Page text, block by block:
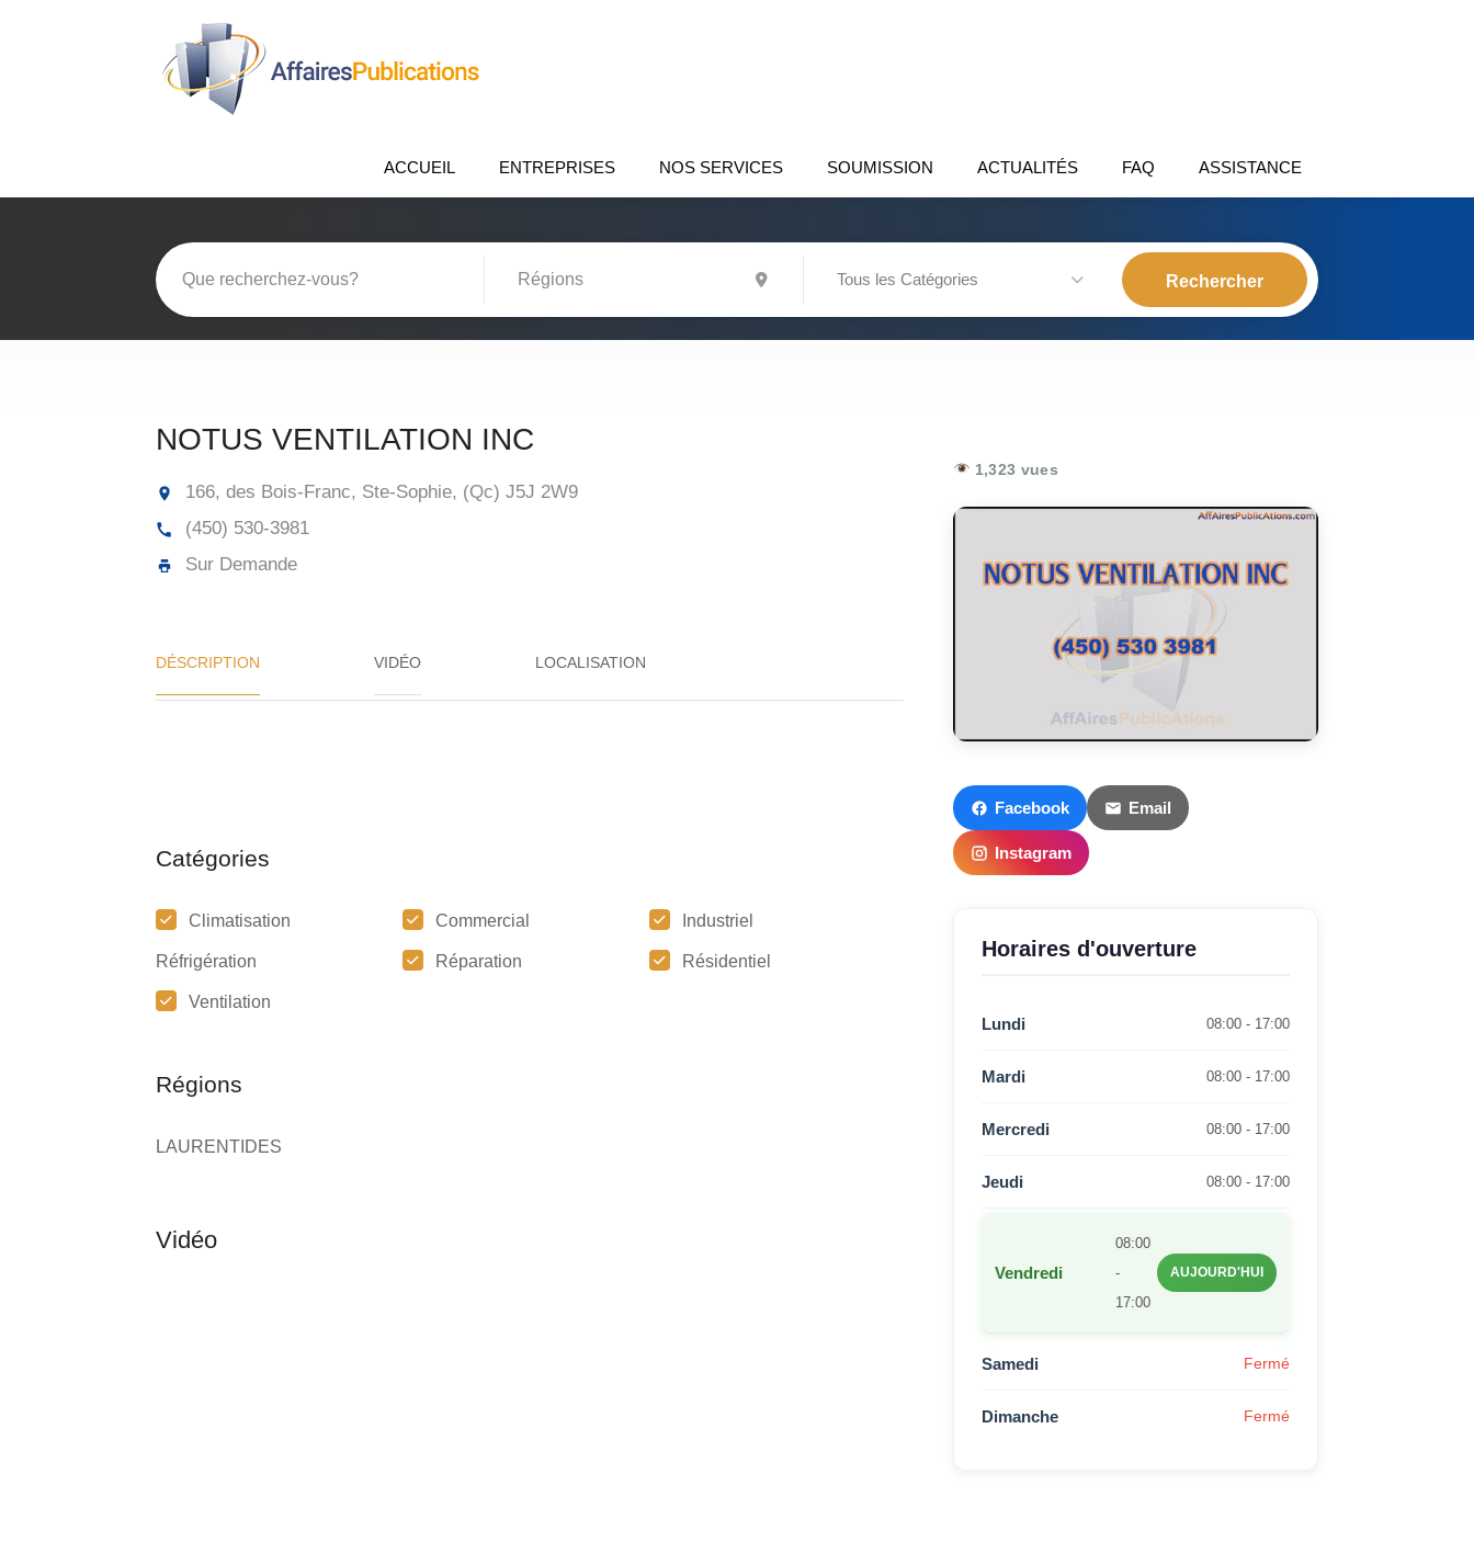
ACCUEIL ENTREPRISES NOS SERVICES SOUMISSION ACTUALITÉS FAQ ASSISTANCE
Tous les Catégories
NOTUS VENTILATION INC
166, des Bois-Franc, Ste-Sophie, (Qc) J5J 2W9
(450) 530-3981
Sur Demande
DÉSCRIPTION VIDÉO
Catégories
Climatisation Commercial Industriel
Réfrigération Réparation Résidentiel
Ventilation
Régions
LAURENTIDES
1,323 vues
Facebook Email
Instagram
Horaires d'ouverture
Lundi 08:00 - 17:00
Mardi 08:00 - 17:00
Mercredi 08:00 - 17:00
Jeudi 08:00 - 17:00
Vendredi
08:00
-
17:00
AUJOURD'HUI
Samedi Fermé
Dimanche Fermé